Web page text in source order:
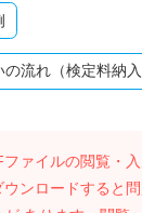
流れ（検定料納
ァイルの閲覧・入
ンロードすると